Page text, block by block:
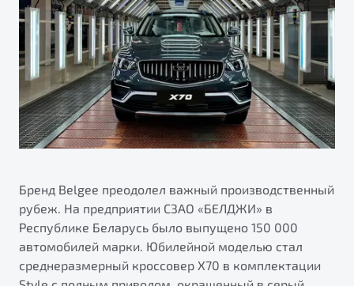
Яркий кроссовер
от 2 219 990 ₽*
Обзор В наличии
Автокредит
Трейд-ин
Страхование
Расчет КАСКО
ПОДДЕРЖКА
Гарантия Belgee
Belgee Линк
Belgee Клуб
Belgee Плюс
Клиентская поддержка
Помощь на дорогах
О дилерском центре
Правовая информация
Бренд Belgee преодолел важный производственный
рубеж. На предприятии СЗАО «БЕЛДЖИ» в
Республике Беларусь было выпущено 150 000
автомобилей марки. Юбилейной моделью стал
среднеразмерный кроссовер X70 в комплектации